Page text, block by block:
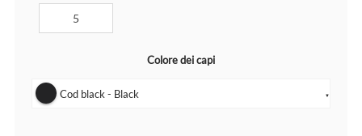
Colore dei capi
Cod black - Black ▼